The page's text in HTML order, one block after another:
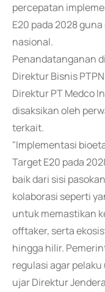
percepatan
E20 pada 2028
nasional.
Penandatanganan
Direktur Bisnis
Direktur PT Medco
disaksikan oleh
terkait.
"Implementasi
Target E20 pada
baik dari sisi
kolaborasi seperti
untuk memastikan
offtaker, serta
hingga hilir.
regulasi agar
ujar Direktur